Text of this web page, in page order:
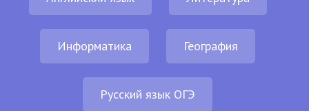
Информатика География
Русский язык ОГЭ